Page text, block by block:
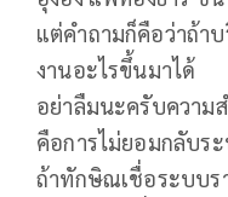
แต่คำถามก็คือว่าถ้า
งานอะไรขึ้นมาได้
อย่าลืมนะครับความ
คือการไม่ยอมกลับร
ถ้าทักษิณเชื่อระบบร